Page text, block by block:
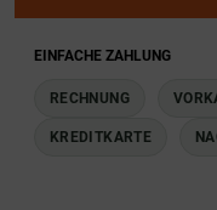
EINFACHE ZAHLUNG
RECHNUNG
KREDITKARTE